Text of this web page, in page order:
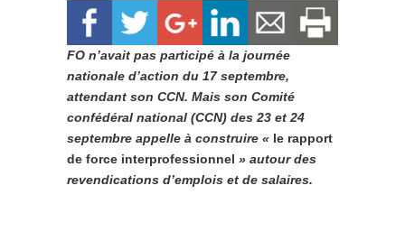
FO n’avait pas participé à la journée
nationale d’action du 17 septembre,
attendant son CCN. Mais son Comité
confédéral national (CCN) des 23 et 24
septembre appelle à construire « le rapport
de force interprofessionnel » autour des
revendications d’emplois et de salaires.